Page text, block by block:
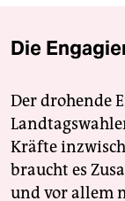
Die
Der drohende
Kräfte
braucht es
und vor allem